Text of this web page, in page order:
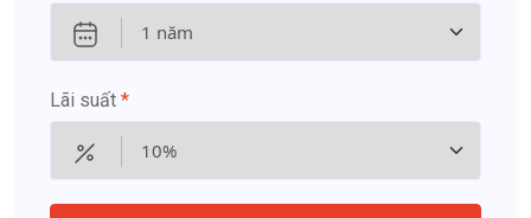
Lãi suất *